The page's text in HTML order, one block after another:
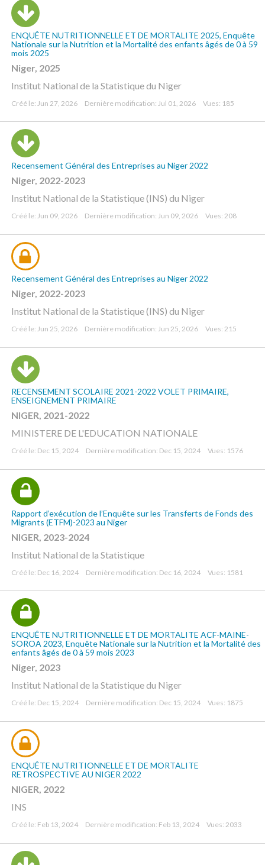
ENQUÊTE NUTRITIONNELLE ET DE MORTALITE 2025, Enquête
Nationale sur la Nutrition et la Mortalité des enfants âgés de 0 à 59
mois 2025
Niger, 2025
Institut National de la Statistique du Niger
Créé le: Jun 27, 2026 Dernière modification: Jul 01, 2026 Vues: 185
Recensement Général des Entreprises au Niger 2022
Niger, 2022-2023
Institut National de la Statistique (INS) du Niger
Créé le: Jun 09, 2026 Dernière modification: Jun 09, 2026 Vues: 208
Recensement Général des Entreprises au Niger 2022
Niger, 2022-2023
Institut National de la Statistique (INS) du Niger
Créé le: Jun 25, 2026 Dernière modification: Jun 25, 2026 Vues: 215
RECENSEMENT SCOLAIRE 2021-2022 VOLET PRIMAIRE,
ENSEIGNEMENT PRIMAIRE
NIGER, 2021-2022
MINISTERE DE L'EDUCATION NATIONALE
Créé le: Dec 15, 2024 Dernière modification: Dec 15, 2024 Vues: 1576
Rapport d’exécution de l’Enquête sur les Transferts de Fonds des
Migrants (ETFM)-2023 au Niger
NIGER, 2023-2024
Institut National de la Statistique
Créé le: Dec 16, 2024 Dernière modification: Dec 16, 2024 Vues: 1581
ENQUÊTE NUTRITIONNELLE ET DE MORTALITE ACF-MAINE-
SOROA 2023, Enquête Nationale sur la Nutrition et la Mortalité des
enfants âgés de 0 à 59 mois 2023
Niger, 2023
Institut National de la Statistique du Niger
Créé le: Dec 15, 2024 Dernière modification: Dec 15, 2024 Vues: 1875
ENQUÊTE NUTRITIONNELLE ET DE MORTALITE
RETROSPECTIVE AU NIGER 2022
NIGER, 2022
INS
Créé le: Feb 13, 2024 Dernière modification: Feb 13, 2024 Vues: 2033